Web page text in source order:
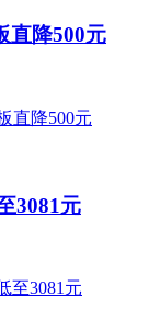
直降500元
3081元